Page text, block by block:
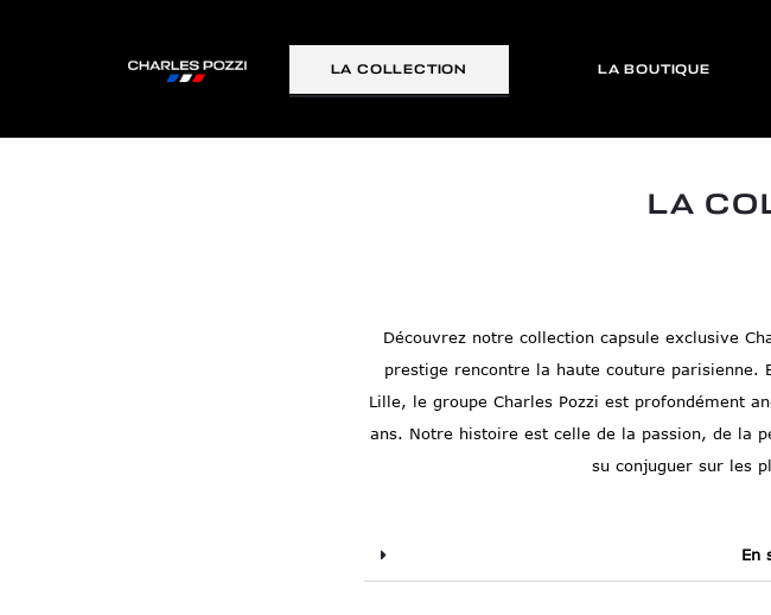
LA COLLECTION LA BOUTIQUE
LA
Découvrez notre collection capsule exclusive
prestige rencontre la haute couture parisienne.
Lille, le groupe Charles Pozzi est profondément
ans. Notre histoire est celle de la passion, de la
su conjuguer sur les
En